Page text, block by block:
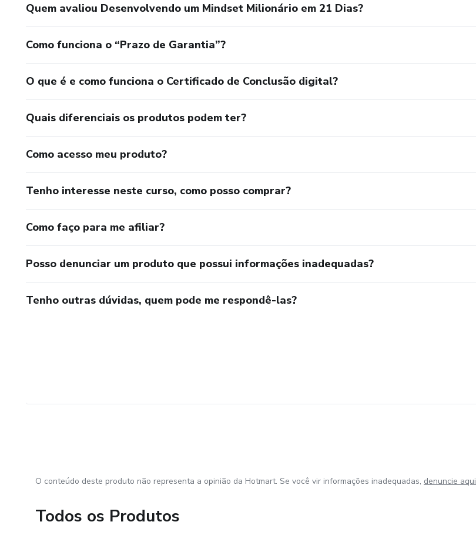
Quem avaliou Desenvolvendo um Mindset Milionário em 21 Dias?
Como funciona o “Prazo de Garantia”?
O que é e como funciona o Certificado de Conclusão digital?
Quais diferenciais os produtos podem ter?
Como acesso meu produto?
Tenho interesse neste curso, como posso comprar?
Como faço para me afiliar?
Posso denunciar um produto que possui informações inadequadas?
Tenho outras dúvidas, quem pode me respondê-las?
O conteúdo deste produto não representa a opinião da Hotmart. Se você vir informações inadequadas, denuncie aqui
Todos os Produtos